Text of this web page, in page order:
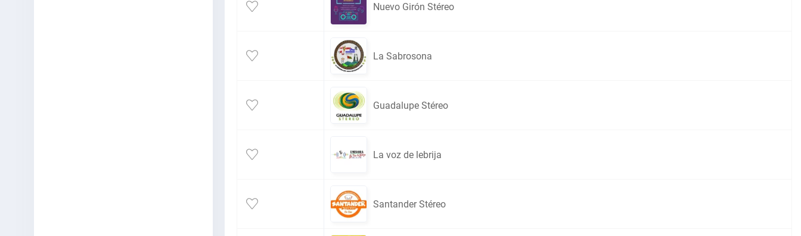
Nuevo Girón Stéreo
La Sabrosona
Guadalupe Stéreo
La voz de lebrija
Santander Stéreo